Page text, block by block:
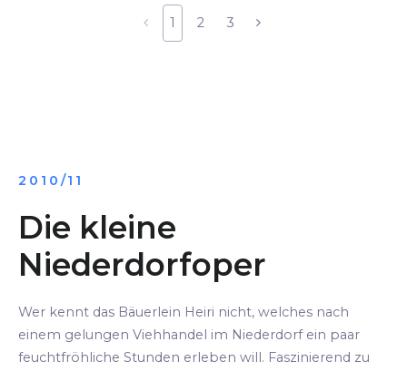
1 2 3
2010/11
Die kleine
Niederdorfoper
Wer kennt das Bäuerlein Heiri nicht, welches nach
einem gelungen Viehhandel im Niederdorf ein paar
feuchtfröhliche Stunden erleben will. Faszinierend zu